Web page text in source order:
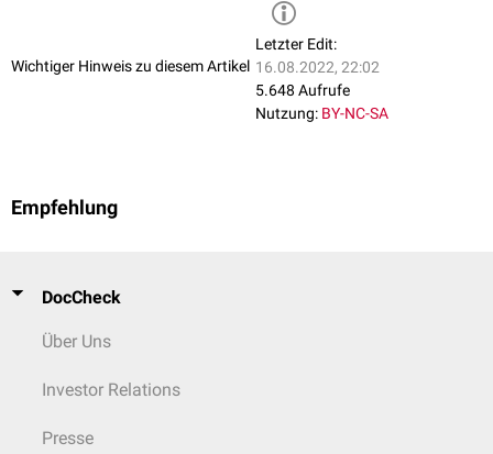
Wichtiger Hinweis zu diesem Artikel
Letzter Edit:
16.08.2022, 22:02
5.648 Aufrufe
Nutzung: BY-NC-SA
Empfehlung
DocCheck
Über Uns
Investor Relations
Presse